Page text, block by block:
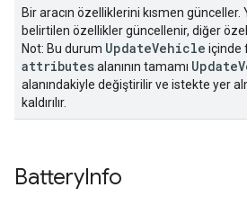
Bir aracın özelliklerini kısmen günceller.
belirtilen özellikler güncellenir, diğer
Not: Bu durum UpdateVehicle içinde
attributesalanının tamamı
alanındakiyle değiştirilir ve istekte yer
kaldırılır.
BatteryInfo